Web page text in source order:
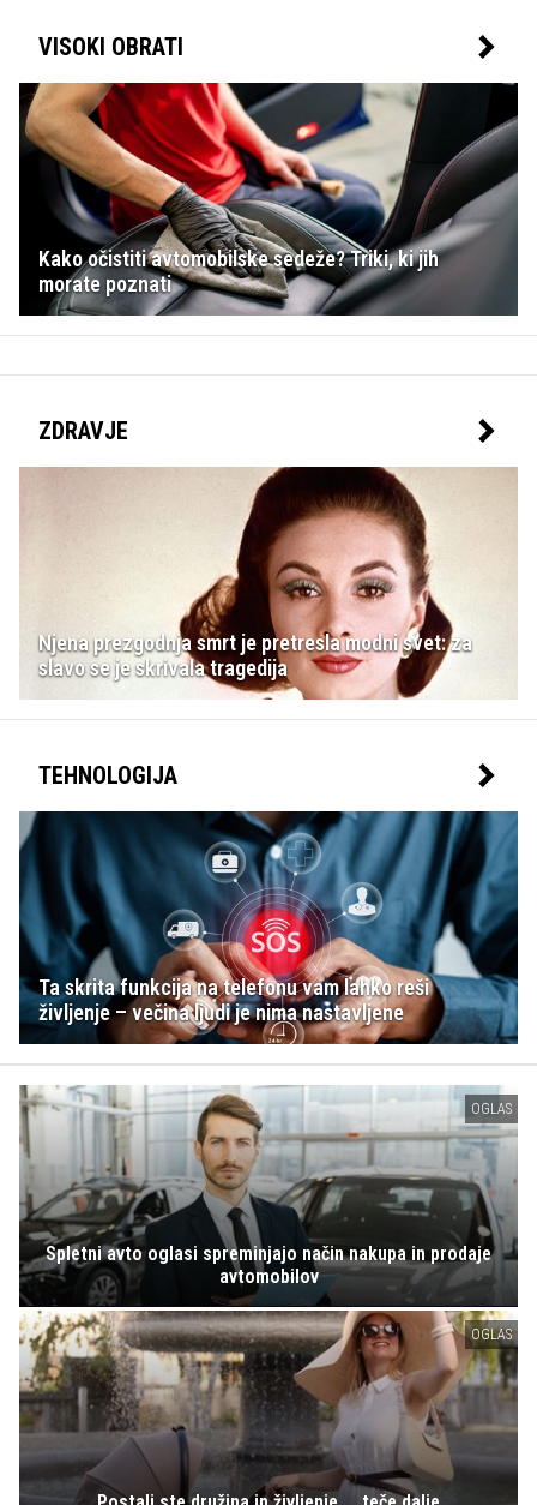
VISOKI OBRATI
Kako očistiti avtomobilske sedeže? Triki, ki jih
morate poznati
ZDRAVJE
Njena prezgodnja smrt je pretresla modni svet: za
slavo se je skrivala tragedija
TEHNOLOGIJA
Ta skrita funkcija na telefonu vam lahko reši
življenje – večina ljudi je nima nastavljene
OGLAS
Spletni avto oglasi spreminjajo način nakupa in prodaje
avtomobilov
OGLAS